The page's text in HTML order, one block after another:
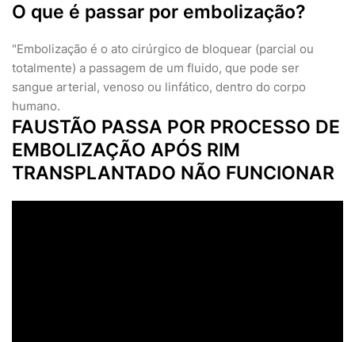
O que é passar por embolização?
"Embolização é o ato cirúrgico de bloquear (parcial ou
totalmente) a passagem de um fluido, que pode ser
sangue arterial, venoso ou linfático, dentro do corpo
humano.
FAUSTÃO PASSA POR PROCESSO DE
EMBOLIZAÇÃO APÓS RIM
TRANSPLANTADO NÃO FUNCIONAR